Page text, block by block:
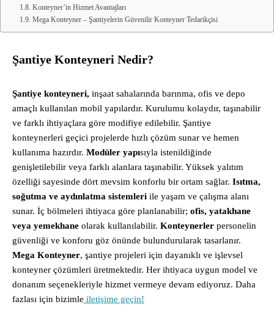
Konteyner’in Hizmet Avantajları
Mega Konteyner – Şantiyelerin Güvenilir Konteyner Tedarikçisi
Şantiye Konteyneri Nedir?
Şantiye konteyneri, inşaat sahalarında barınma, ofis ve depo
amaçlı kullanılan mobil yapılardır. Kurulumu kolaydır, taşınabilir
ve farklı ihtiyaçlara göre modifiye edilebilir. Şantiye
konteynerleri geçici projelerde hızlı çözüm sunar ve hemen
kullanıma hazırdır. Modüler yapısıyla istenildiğinde
genişletilebilir veya farklı alanlara taşınabilir. Yüksek yalıtım
özelliği sayesinde dört mevsim konforlu bir ortam sağlar. Isıtma,
soğutma ve aydınlatma sistemleri ile yaşam ve çalışma alanı
sunar. İç bölmeleri ihtiyaca göre planlanabilir; ofis, yatakhane
veya yemekhane olarak kullanılabilir. Konteynerler personelin
güvenliği ve konforu göz önünde bulundurularak tasarlanır.
Mega Konteyner, şantiye projeleri için dayanıklı ve işlevsel
konteyner çözümleri üretmektedir. Her ihtiyaca uygun model ve
donanım seçenekleriyle hizmet vermeye devam ediyoruz. Daha
fazlası için bizimle iletişime geçin!